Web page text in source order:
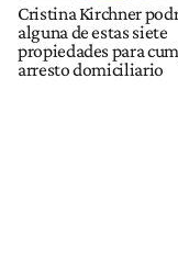
Cristina Kirchner
alguna de estas siete
propiedades para
arresto domiciliario